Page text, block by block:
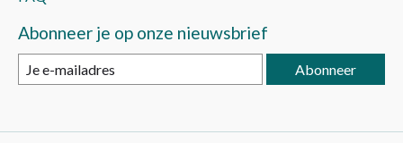
Abonneer je op onze nieuwsbrief
Abonneer